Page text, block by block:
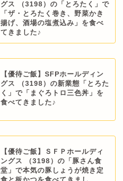
グス （3198）の「とろたく」で
「ザ・とろたく巻き、野菜かき
揚げ、酒場の塩煮込み」を食べ
てきました♪
【優待ご飯】SFPホールディン
グス （3198）の新業態「とろた
く」で「まぐろトロ三色丼」を
食べてきました♪
【優待ご飯】ＳＦＰホールディ
ングス （3198）の「豚さん食
堂」で本気の豚しょうが焼き定